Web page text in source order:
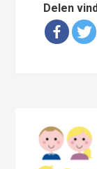
Delen